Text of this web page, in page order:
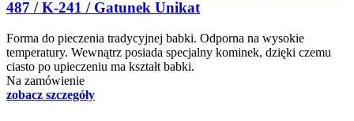
487 / K-241 / Gatunek Unikat
Forma do pieczenia tradycyjnej babki. Odporna na wysokie
temperatury. Wewnątrz posiada specjalny kominek, dzięki czemu
ciasto po upieczeniu ma kształt babki.
Na zamówienie
zobacz szczegóły